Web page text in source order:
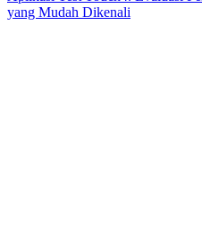
yang Mudah Dikenali